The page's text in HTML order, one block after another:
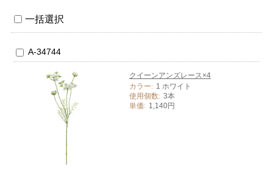
一括選択
A-34744
クイーンアンズレース×4
カラー: 1 ホワイト
使用個数: 3本
単価: 1,140円